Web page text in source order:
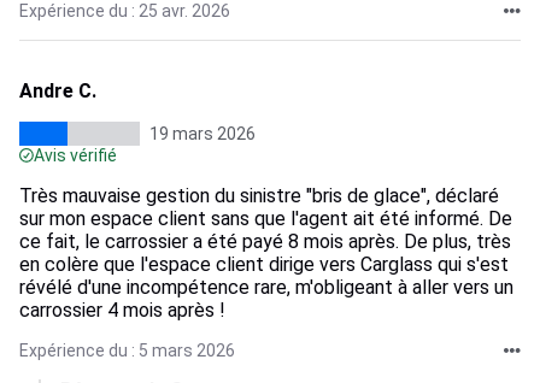
Expérience du : 25 avr. 2026
Andre C.
19 mars 2026
Avis vérifié
Très mauvaise gestion du sinistre "bris de glace", déclaré
sur mon espace client sans que l'agent ait été informé. De
ce fait, le carrossier a été payé 8 mois après. De plus, très
en colère que l'espace client dirige vers Carglass qui s'est
révélé d'une incompétence rare, m'obligeant à aller vers un
carrossier 4 mois après !
Expérience du : 5 mars 2026